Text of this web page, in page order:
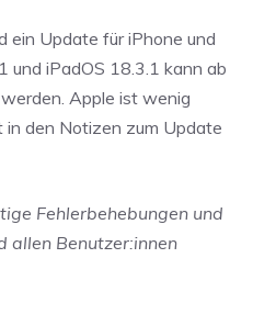
ein Update für iPhone und
und iPadOS 18.3.1 kann ab
Apple ist wenig
den Notizen zum Update
Fehlerbehebungen und
allen Benutzer:innen